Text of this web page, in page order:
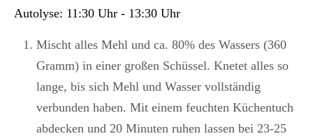
Autolyse: 11:30 Uhr - 13:30 Uhr
Mischt alles Mehl und ca. 80% des Wassers (360
Gramm) in einer großen Schüssel. Knetet alles so
lange, bis sich Mehl und Wasser vollständig
verbunden haben. Mit einem feuchten Küchentuch
abdecken und 20 Minuten ruhen lassen bei 23-25